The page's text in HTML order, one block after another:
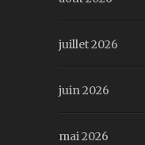
juillet 2026
juin 2026
mai 2026